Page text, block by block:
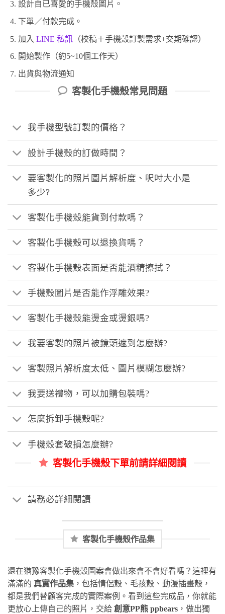
設計自已喜愛的手機殼圖片。
下單／付款完成。
加入 LINE 私訊（校稿＋手機殼訂製需求+交期確認）
開始製作（約5~10個工作天）
出貨與物流通知
客製化手機殼常見問題
我手機型號訂製的價格？
設計手機殼的訂做時間？
要客製化的照片圖片解析度、呎吋大小是
多少?
客製化手機殼能貨到付款嗎？
客製化手機殼可以退換貨嗎？
客製化手機殼表面是否能酒精擦拭？
手機殼圖片是否能作浮雕效果?
客製化手機殼能燙金或燙銀嗎?
我要客製的照片被鏡頭遮到怎麼辦?
客製照片解析度太低、圖片模糊怎麼辦?
我要送禮物，可以加購包裝嗎?
怎麼拆卸手機殼呢?
手機殼套破損怎麼辦?
客製化手機殼下單前請詳細閱讀
請務必詳細閱讀
客製化手機殼作品集
還在猶豫客製化手機殼圖案會做出來會不會好看嗎？這裡有
滿滿的 真實作品集 ，包括情侶殼、毛孩殼、動漫插畫殼，
都是我們替顧客完成的實際案例。看到這些完成品，你就能
更放心上傳自己的照片，交給 創意PP熊 ppbears ，做出獨